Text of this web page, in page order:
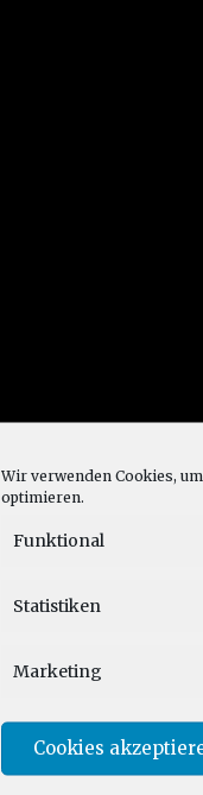
Wir verwenden Cookies,
optimieren.
Funktional
Statistiken
Marketing
Cookies